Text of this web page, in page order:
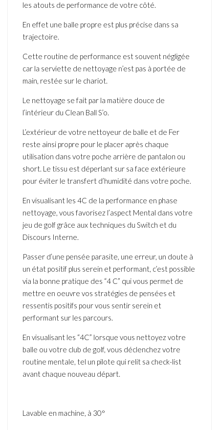
les atouts de performance de votre côté.
En effet une balle propre est plus précise dans sa
trajectoire.
Cette routine de performance est souvent négligée
car la serviette de nettoyage n’est pas à portée de
main, restée sur le chariot.
Le nettoyage se fait par la matière douce de
l’intérieur du Clean Ball S’o.
L’extérieur de votre nettoyeur de balle et de Fer
reste ainsi propre pour le placer après chaque
utilisation dans votre poche arrière de pantalon ou
short. Le tissu est déperlant sur sa face extérieure
pour éviter le transfert d’humidité dans votre poche.
En visualisant les 4C de la performance en phase
nettoyage, vous favorisez l’aspect Mental dans votre
jeu de golf grâce aux techniques du Switch et du
Discours Interne.
Passer d’une pensée parasite, une erreur, un doute à
un état positif plus serein et performant, c’est possible
via la bonne pratique des “4 C” qui vous permet de
mettre en oeuvre vos stratégies de pensées et
ressentis positifs pour vous sentir serein et
performant sur les parcours.
En visualisant les “4C” lorsque vous nettoyez votre
balle ou votre club de golf, vous déclenchez votre
routine mentale, tel un pilote qui relit sa check-list
avant chaque nouveau départ.
Lavable en machine, à 30°